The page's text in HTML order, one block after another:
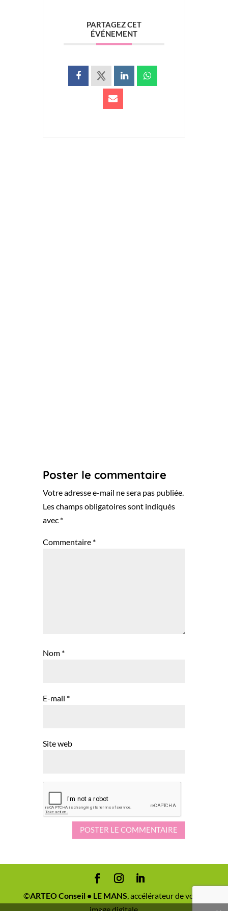
PARTAGEZ CET
ÉVÉNEMENT
Poster le commentaire
Votre adresse e-mail ne sera pas publiée.
Les champs obligatoires sont indiqués
avec *
Commentaire *
Nom *
E-mail *
Site web
©ARTEO Conseil • LE MANS , accélérateur de votre